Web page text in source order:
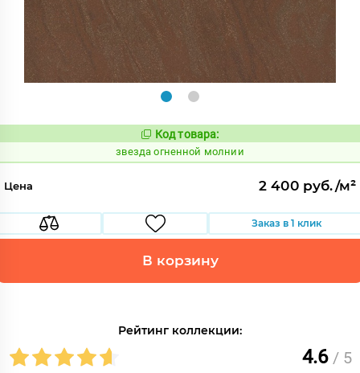
Код:
445803
Код товара:
звезда огненной молнии
Цена 2 400 руб./м²
Заказ в 1 клик
В корзину
Рейтинг коллекции:
4.6 / 5